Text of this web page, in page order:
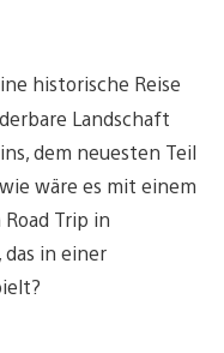
historische Reise
Landschaft
dem neuesten Teil
wäre es mit einem
Trip in
das in einer